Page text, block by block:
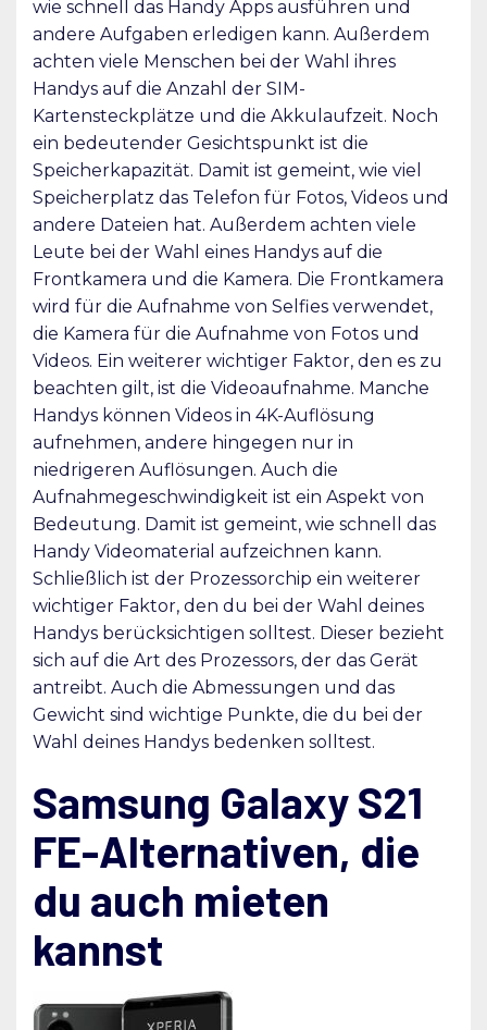
wie schnell das Handy Apps ausführen und
andere Aufgaben erledigen kann. Außerdem
achten viele Menschen bei der Wahl ihres
Handys auf die Anzahl der SIM-
Kartensteckplätze und die Akkulaufzeit. Noch
ein bedeutender Gesichtspunkt ist die
Speicherkapazität. Damit ist gemeint, wie viel
Speicherplatz das Telefon für Fotos, Videos und
andere Dateien hat. Außerdem achten viele
Leute bei der Wahl eines Handys auf die
Frontkamera und die Kamera. Die Frontkamera
wird für die Aufnahme von Selfies verwendet,
die Kamera für die Aufnahme von Fotos und
Videos. Ein weiterer wichtiger Faktor, den es zu
beachten gilt, ist die Videoaufnahme. Manche
Handys können Videos in 4K-Auflösung
aufnehmen, andere hingegen nur in
niedrigeren Auflösungen. Auch die
Aufnahmegeschwindigkeit ist ein Aspekt von
Bedeutung. Damit ist gemeint, wie schnell das
Handy Videomaterial aufzeichnen kann.
Schließlich ist der Prozessorchip ein weiterer
wichtiger Faktor, den du bei der Wahl deines
Handys berücksichtigen solltest. Dieser bezieht
sich auf die Art des Prozessors, der das Gerät
antreibt. Auch die Abmessungen und das
Gewicht sind wichtige Punkte, die du bei der
Wahl deines Handys bedenken solltest.
Samsung Galaxy S21
FE-Alternativen, die
du auch mieten
kannst